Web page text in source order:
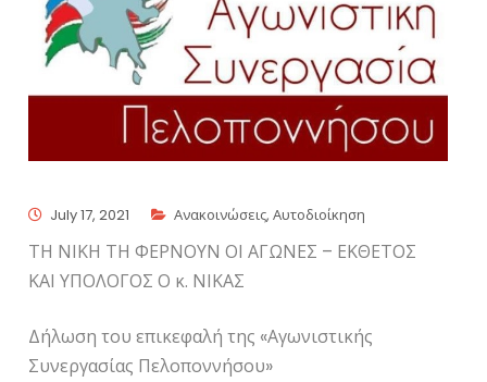
July 17, 2021 Ανακοινώσεις,Αυτοδιοίκηση
ΤΗ ΝΙΚΗ ΤΗ ΦΕΡΝΟΥΝ ΟΙ ΑΓΩΝΕΣ – ΕΚΘΕΤΟΣ
ΚΑΙ ΥΠΟΛΟΓΟΣ Ο κ. ΝΙΚΑΣ
Δήλωση του επικεφαλή της «Αγωνιστικής
Συνεργασίας Πελοποννήσου»